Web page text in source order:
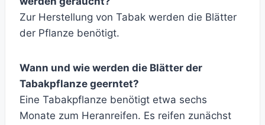
Zur Herstellung von Tabak werden die Blätter
der Pflanze benötigt.
Wann und wie werden die Blätter der
Tabakpflanze geerntet?
Eine Tabakpflanze benötigt etwa sechs
Monate zum Heranreifen. Es reifen zunächst